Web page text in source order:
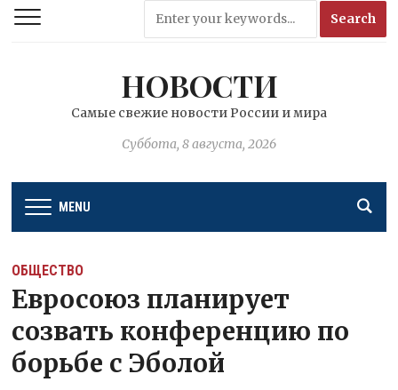
НОВОСТИ
Самые свежие новости России и мира
Суббота, 8 августа, 2026
MENU
ОБЩЕСТВО
Евросоюз планирует
созвать конференцию по
борьбе с Эболой